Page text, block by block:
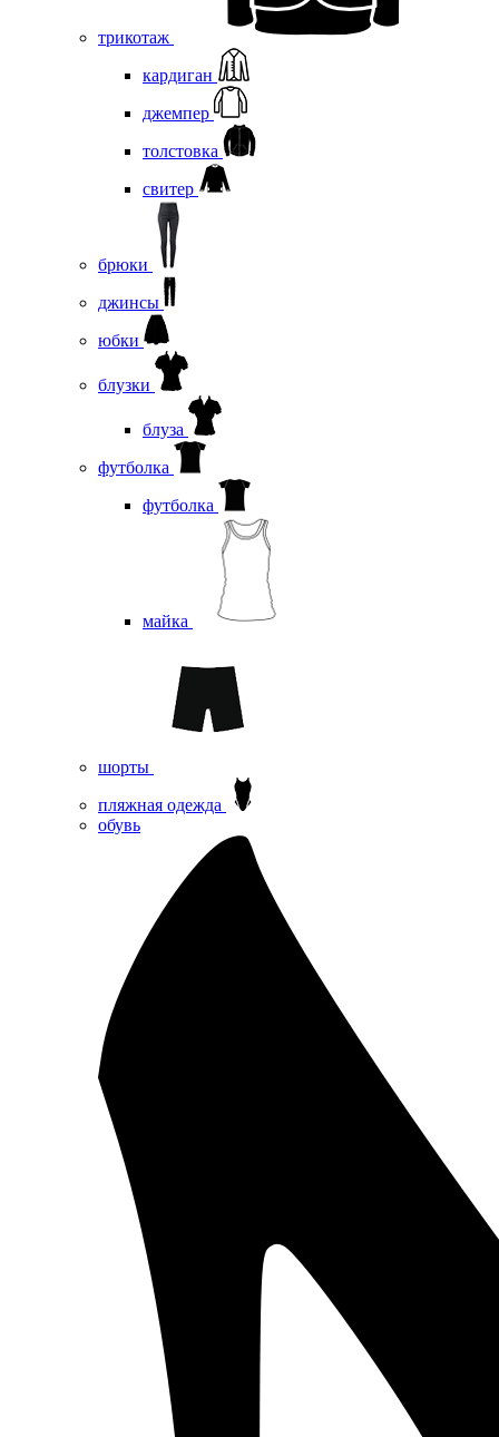
трикотаж
кардиган
джемпер
толстовка
свитер
брюки
джинсы
юбки
блузки
блуза
футболка
футболка
майка
шорты
пляжная одежда
oбувь